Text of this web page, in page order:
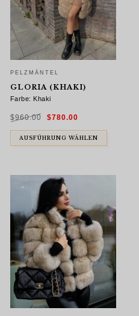
PELZMÄNTEL
GLORIA (KHAKI)
Farbe: Khaki
$960.00 Preis
$960.00
$780.00Preis
$780.00.
AUSFÜHRUNG WÄHLEN